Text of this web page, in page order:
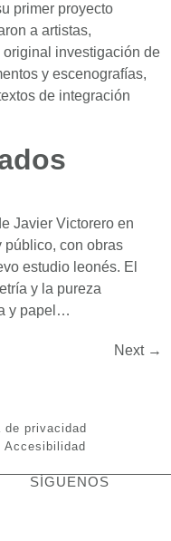
primer proyecto
a artistas,
investigación de
y escenografías,
de integración
Javier Victorero en
público, con obras
estudio leonés. El
y la pureza
y papel…
Next →
de privacidad
Accesibilidad
SÍGUENOS